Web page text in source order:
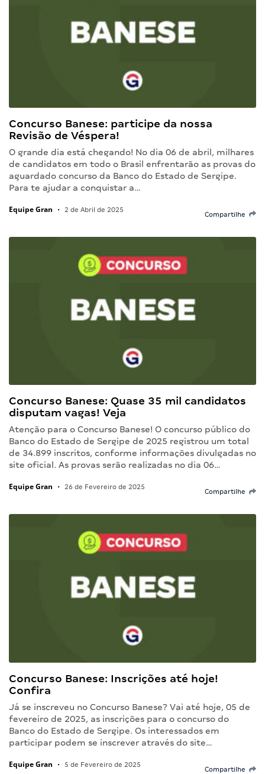
Concurso Banese: participe da nossa
Revisão de Véspera!
O grande dia está chegando! No dia 06 de abril, milhares
de candidatos em todo o Brasil enfrentarão as provas do
aguardado concurso da Banco do Estado de Sergipe.
Para te ajudar a conquistar a…
Equipe Gran • 2 de Abril de 2025
Compartilhe
Concurso Banese: Quase 35 mil candidatos
disputam vagas! Veja
Atenção para o Concurso Banese! O concurso público do
Banco do Estado de Sergipe de 2025 registrou um total
de 34.899 inscritos, conforme informações divulgadas no
site oficial. As provas serão realizadas no dia 06…
Equipe Gran • 26 de Fevereiro de 2025
Compartilhe
Concurso Banese: Inscrições até hoje!
Confira
Já se inscreveu no Concurso Banese? Vai até hoje, 05 de
fevereiro de 2025, as inscrições para o concurso do
Banco do Estado de Sergipe. Os interessados em
participar podem se inscrever através do site…
Equipe Gran • 5 de Fevereiro de 2025
Compartilhe